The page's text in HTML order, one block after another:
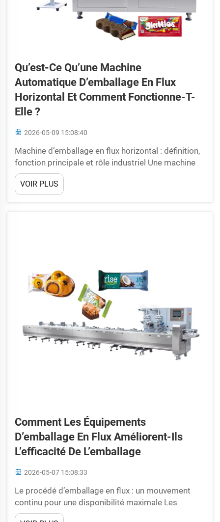
Qu’est-Ce Qu’une Machine
Automatique D’emballage En Flux
Horizontal Et Comment Fonctionne-T-
Elle ?
2026-05-09 15:08:40
Machine d’emballage en flux horizontal : définition,
fonction principale et rôle industriel Une machine
d’emballage en flux horizontal est un système
d’emballage automatisé qui enveloppe des
produits dans un film souple par un mouvement
VOIR PLUS
Comment Les Équipements
D’emballage En Flux Améliorent-Ils
L’efficacité De L’emballage
2026-05-07 15:08:33
Le procédé d’emballage en flux : un mouvement
continu pour une disponibilité maximale Les
procédés d’emballage conventionnels reposent